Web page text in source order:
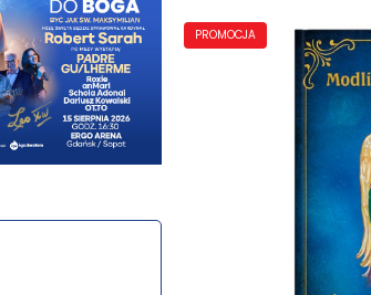
PROMOCJA